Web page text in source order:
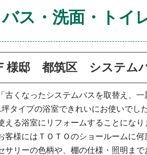
バス・洗面・トイ
様邸 都筑区 システム
「古くなったシステムバスを取替え、
坪タイプの浴室できれいにお使いでし
える浴室にリフォームすることになり
客様にはＴＯＴＯのショールームに
サリーの色柄や、棚の仕様・照明ま